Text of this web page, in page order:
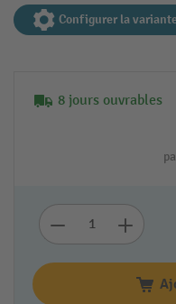
Configurer la
8 jours ouvrables